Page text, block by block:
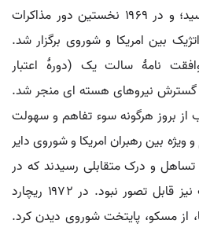
انگلستان، فرانسه، و چین رسید؛ و در ۱۹۶۹ نخستین دور مذاکرات
بین امریکا و شوروی برگزار شد.
نامۀ سالت یک (دورۀ اعتبار
گسترش نیروهای هسته ای منجر شد.
از بروز هرگونه سوء تفاهم و سهولت
بین رهبران امریکا و شوروی دایر
و درک متقابلی رسیدند که در
سال های اولیۀ پس از جنگ نیز قابل تصور نبود. در ۱۹۷۲ ریچارد
از مسکو، پایتخت شوروی دیدن کرد.